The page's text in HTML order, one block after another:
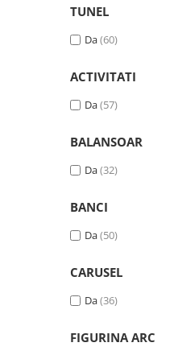
TUNEL
Da(60)
ACTIVITATI
Da(57)
BALANSOAR
Da(32)
BANCI
Da(50)
CARUSEL
Da(36)
FIGURINA ARC